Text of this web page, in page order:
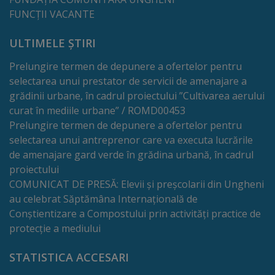
transport
public
Parcări
Date
de
contact
administrator
rute
Drumuri
străzi
FUNCȚII VACANTE
ULTIMELE ȘTIRI
Prelungire termen de depunere a ofertelor pentru
selectarea unui prestator de servicii de amenajare a
grădinii urbane, în cadrul proiectului ”Cultivarea aerului
curat în mediile urbane” / ROMD00453
Prelungire termen de depunere a ofertelor pentru
selectarea unui antreprenor care va executa lucrările
de amenajare gard verde în grădina urbană, în cadrul
proiectului
COMUNICAT DE PRESĂ: Elevii și preșcolarii din Ungheni
au celebrat Săptămâna Internațională de
Conștientizare a Compostului prin activități practice de
protecție a mediului
STATISTICA ACCESARI